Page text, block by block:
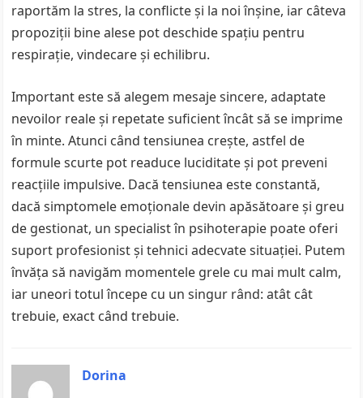
raportăm la stres, la conflicte și la noi înșine, iar câteva
propoziții bine alese pot deschide spațiu pentru
respirație, vindecare și echilibru.
Important este să alegem mesaje sincere, adaptate
nevoilor reale și repetate suficient încât să se imprime
în minte. Atunci când tensiunea crește, astfel de
formule scurte pot readuce luciditate și pot preveni
reacțiile impulsive. Dacă tensiunea este constantă,
dacă simptomele emoționale devin apăsătoare și greu
de gestionat, un specialist în psihoterapie poate oferi
suport profesionist și tehnici adecvate situației. Putem
învăța să navigăm momentele grele cu mai mult calm,
iar uneori totul începe cu un singur rând: atât cât
trebuie, exact când trebuie.
Dorina